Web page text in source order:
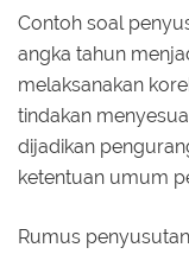
Contoh soal
angka tahun
melaksanakan
tindakan
dijadikan
ketentuan umum
Rumus